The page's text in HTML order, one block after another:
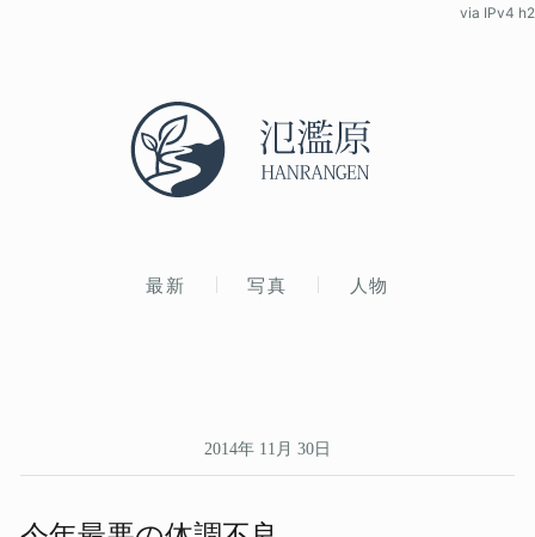
最新 写真 人物
via IPv4 h2
2014年 11月 30日